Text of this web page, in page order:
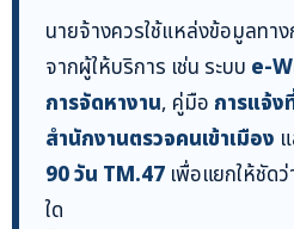
นายจ้างควรใช้แหล่งข้อมูลทา
จากผู้ให้บริการ เช่น ระบบ e-
การจัดหางาน, คู่มือ การแจ้
สำนักงานตรวจคนเข้าเมือง
90 วัน TM.47 เพื่อแยกให้ชัด
ใด